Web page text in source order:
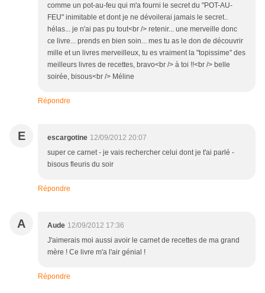
comme un pot-au-feu qui m'a fourni le secret du "POT-AU-
FEU" inimitable et dont je ne dévoilerai jamais le secret..
hélas... je n'ai pas pu tout<br /> retenir... une merveille donc
ce livre... prends en bien soin... mes tu as le don de découvrir
mille et un livres merveilleux, tu es vraiment la "topissime" des
meilleurs livres de recettes, bravo<br /> à toi !!<br /> belle
soirée, bisous<br /> Méline
Répondre
E escargotine 12/09/2012 20:07
super ce carnet - je vais rechercher celui dont je t'ai parlé -
bisous fleuris du soir
Répondre
A Aude 12/09/2012 17:36
J'aimerais moi aussi avoir le carnet de recettes de ma grand
mère ! Ce livre m'a l'air génial !
Répondre